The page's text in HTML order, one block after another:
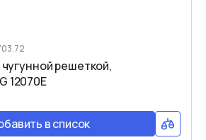
чугунной решеткой,
12070E
в список